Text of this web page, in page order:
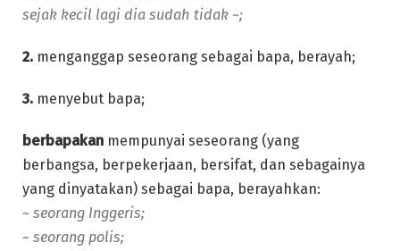
sejak kecil lagi dia sudah tidak ~;
2. menganggap seseorang sebagai bapa, berayah;
3. menyebut bapa;
berbapakan mempunyai seseorang (yang
berbangsa, berpekerjaan, bersifat, dan sebagainya
yang dinyatakan) sebagai bapa, berayahkan:
~ seorang Inggeris;
~ seorang polis;